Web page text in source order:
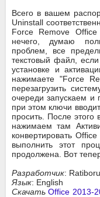
Всего в вашем
Uninstall
Force Remove
нечего, думаю
проблем, все
текстовый файл,
установке и
нажимаете "Force
перезагрузить
очереди запускаем и
при этом ключи
просить. После этого
нажимаем там
конвертировать
выполнить этот
продолжена. Вот
Разработчик:
Язык: English
Скачать Office 2013-